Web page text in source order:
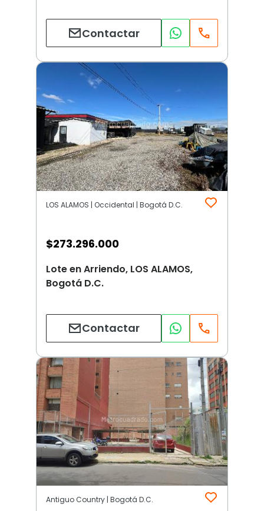
Contactar
LOS ALAMOS | Occidental | Bogotá D.C.
$273.296.000
Lote en Arriendo, LOS ALAMOS,
Bogotá D.C.
Contactar
Antiguo Country | Bogotá D.C.